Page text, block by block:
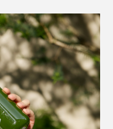
感じているときこそ、
『THE NODOKA』の
に染み渡ります。
ダマになりやすくな
、ミクロン単位で細か
いよう、熱を加えずお